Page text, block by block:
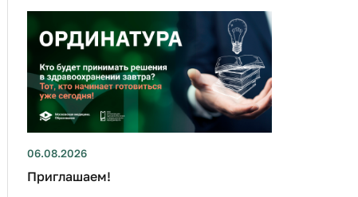
06.08.2026
Приглашаем!